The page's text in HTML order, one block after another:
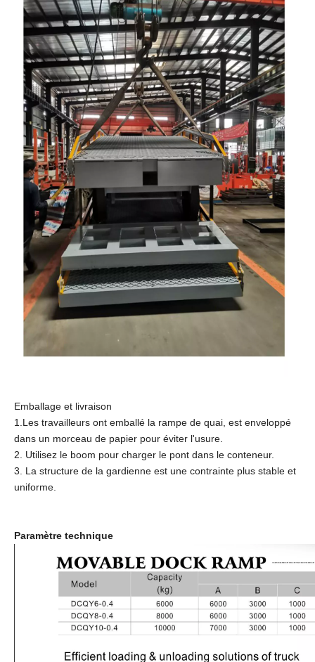
Emballage et livraison
1.Les travailleurs ont emballé la rampe de quai, est enveloppé
dans un morceau de papier pour éviter l'usure.
2. Utilisez le boom pour charger le pont dans le conteneur.
3. La structure de la gardienne est une contrainte plus stable et
uniforme.
Paramètre technique